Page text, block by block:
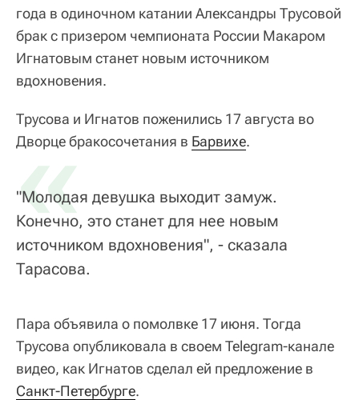
года в одиночном катании Александры Трусовой
брак с призером чемпионата России Макаром
Игнатовым станет новым источником
вдохновения.
Трусова и Игнатов поженились 17 августа во
Дворце бракосочетания в Барвихе.
«
"Молодая девушка выходит замуж.
Конечно, это станет для нее новым
источником вдохновения", - сказала
Тарасова.
Пара объявила о помолвке 17 июня. Тогда
Трусова опубликовала в своем Telegram-канале
видео, как Игнатов сделал ей предложение в
Санкт-Петербурге.